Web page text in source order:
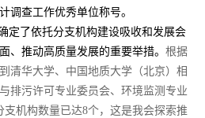
调查工作优秀单位称号。
定了依托分支机构建设吸收和发展会
、推动高质量发展的重要举措。 根据
清华大学、中国地质大学（北京）相
排污许可专业委员会、环境监测专业
支机构数量已达8个，这是我会探索推